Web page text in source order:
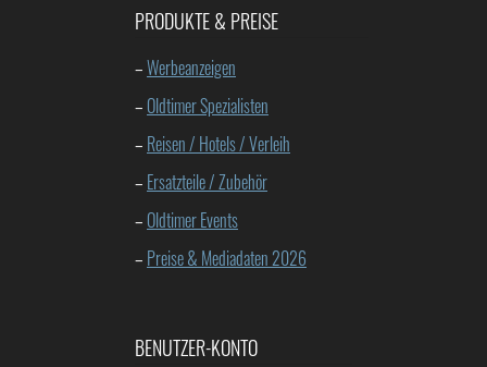
PRODUKTE & PREISE
–Werbeanzeigen
– Oldtimer Spezialisten
– Reisen / Hotels / Verleih
– Ersatzteile / Zubehör
– Oldtimer Events
– Preise & Mediadaten 2026
BENUTZER-KONTO